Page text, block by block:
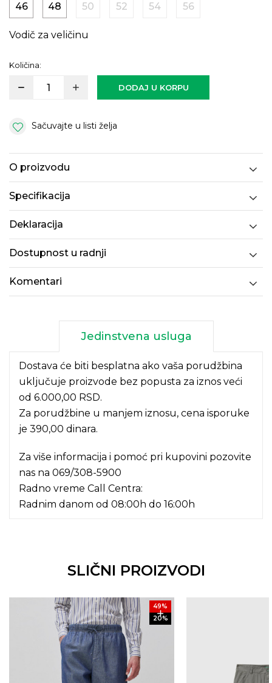
46 48 50 52 54 56
Vodič za veličinu
Količina:
DODAJ U KORPU
Sačuvajte u listi želja
O proizvodu
Specifikacija
Deklaracija
Dostupnost u radnji
Komentari
Jedinstvena usluga
Dostava će biti besplatna ako vaša porudžbina
uključuje proizvode bez popusta za iznos veći
od 6.000,00 RSD.
Za porudžbine u manjem iznosu, cena isporuke
je 390,00 dinara.
Za više informacija i pomoć pri kupovini pozovite
nas na 069/308-5900
Radno vreme Call Centra:
Radnim danom od 08:00h do 16:00h
SLIČNI PROIZVODI
49%
20%